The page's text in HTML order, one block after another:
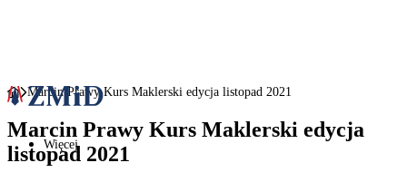
Więcej
Marcin Prawy Kurs Maklerski edycja listopad 2021
Marcin Prawy Kurs Maklerski edycja
listopad 2021